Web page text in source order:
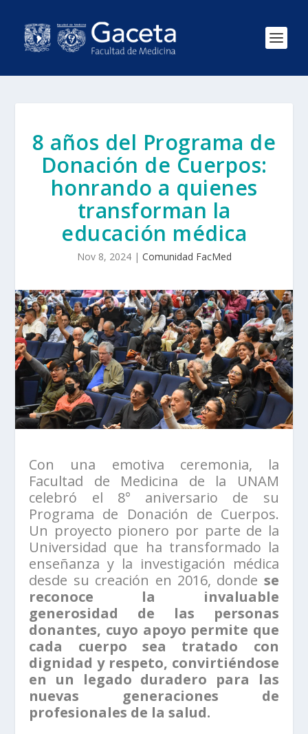
8 años del Programa de
Donación de Cuerpos:
honrando a quienes
transforman la
educación médica
Nov 8, 2024| Comunidad FacMed
Con una emotiva ceremonia, la
Facultad de Medicina de la UNAM
celebró el 8° aniversario de su
Programa de Donación de Cuerpos.
Un proyecto pionero por parte de la
Universidad que ha transformado la
enseñanza y la investigación médica
desde su creación en 2016, donde se
reconoce la invaluable
generosidad de las personas
donantes, cuyo apoyo permite que
cada cuerpo sea tratado con
dignidad y respeto, convirtiéndose
en un legado duradero para las
nuevas generaciones de
profesionales de la salud.